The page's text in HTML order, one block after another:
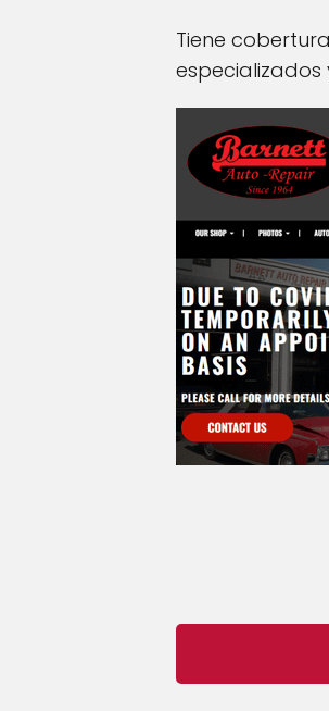
Tiene